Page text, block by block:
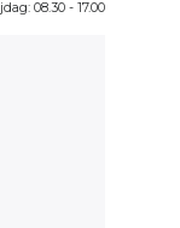
08.30 - 17.00